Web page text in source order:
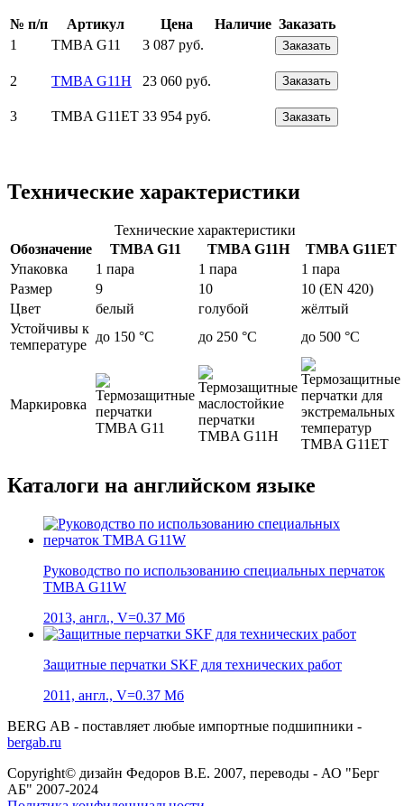
№ п/п Артикул Цена Наличие Заказать
1
TMBA G11 3 087 руб. Заказать
2 TMBA G11H 23 060 руб. Заказать
3 TMBA G11ET 33 954 руб. Заказать
Технические характеристики
Технические характеристики
Обозначение
TMBA G11 TMBA G11H
TMBA G11ET
Упаковка
1 пара 1 пара
1 пара
Размер
9 10
10 (EN 420)
Цвет
белый голубой
жёлтый
Устойчивы к
температуре
до 150 °C до 250 °C до 500 °C
Маркировка
Каталоги на английском языке
Руководство по использованию специальных перчаток
TMBA G11W
2013, англ., V=0.37 Мб
Защитные перчатки SKF для технических работ
2011, англ., V=0.37 Мб
BERG AB - поставляет любые импортные подшипники -
bergab.ru
Copyright© дизайн Федоров В.Е. 2007, переводы - АО "Берг
АБ" 2007-2024